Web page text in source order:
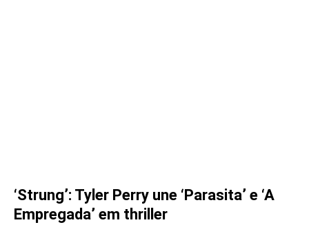
‘Strung’: Tyler Perry une ‘Parasita’ e ‘A
Empregada’ em thriller